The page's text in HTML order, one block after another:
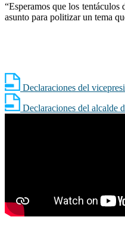
“Esperamos que los
asunto para politizar un tema
Declaraciones del
Declaraciones del alcalde